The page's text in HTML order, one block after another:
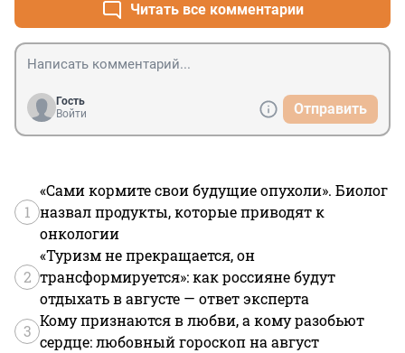
Читать все комментарии
Гость
Войти
Отправить
1
«Сами кормите свои будущие опухоли». Биолог
назвал продукты, которые приводят к
онкологии
2
«Туризм не прекращается, он
трансформируется»: как россияне будут
отдыхать в августе — ответ эксперта
3
Кому признаются в любви, а кому разобьют
сердце: любовный гороскоп на август